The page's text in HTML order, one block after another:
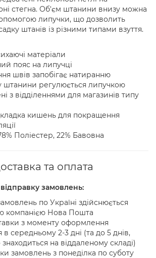
стегна. Об'єм штанини внизу можна
липучки, що дозволить
штанів із різними типами взуття.
матеріали
пояс на липучці
швів запобігає натиранню
штанини регулюється липучкою
з відділеннями для магазинів типу
кишень для покращення
Поліестер, 22% Бавовна
та оплата
замовлень:
по Україні здійснюється
компанією Нова Пошта
з моменту оформлення
середньому 2-3 дні (та до 5 днів,
на віддаленому складі)
замовлень з понеділка по суботу